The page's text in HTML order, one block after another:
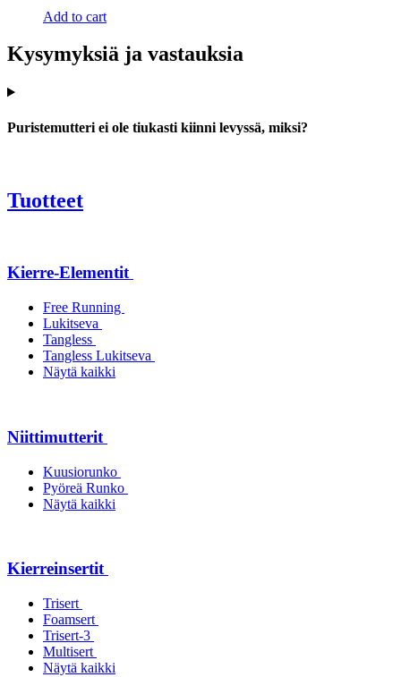
Add to cart
Kysymyksiä ja vastauksia
Puristemutteri ei ole tiukasti kiinni levyssä, miksi?
Tuotteet
Kierre-Elementit
Free Running
Lukitseva
Tangless
Tangless Lukitseva
Näytä kaikki
Niittimutterit
Kuusiorunko
Pyöreä Runko
Näytä kaikki
Kierreinsertit
Trisert
Foamsert
Trisert-3
Multisert
Näytä kaikki